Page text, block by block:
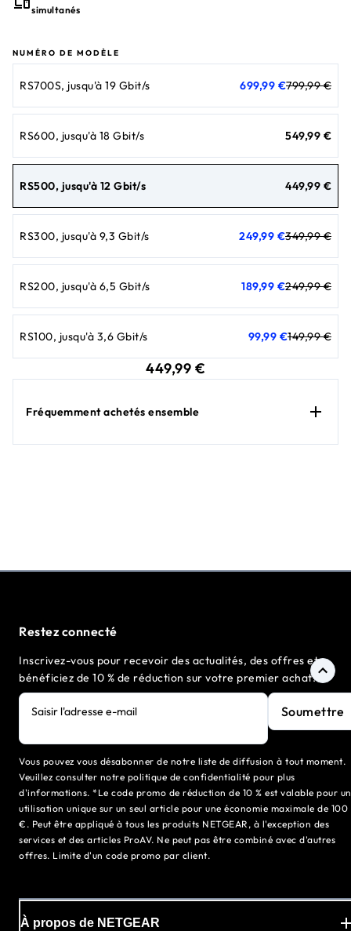
simultanés
NUMÉRO DE MODÈLE
RS700S, jusqu'à 19 Gbit/s 699,99 €
prix actuel 699,99 €
799,99 €
prix d'origine 799,99 €
RS600, jusqu'à 18 Gbit/s 549,99 €
prix actuel
RS500, jusqu'à 12 Gbit/s 449,99 €
prix actuel
RS300, jusqu'à 9,3 Gbit/s 249,99 €
prix actuel 249,99 €
349,99 €
prix d'origine 349,99 €
RS200, jusqu'à 6,5 Gbit/s 189,99 €
prix actuel 189,99 €
249,99 €
prix d'origine 249,99 €
RS100, jusqu'à 3,6 Gbit/s 99,99 €
prix actuel 99,99 €
149,99 €
prix d'origine 149,99 €
449,99 €
Fréquemment achetés ensemble
Restez connecté
Inscrivez-vous pour recevoir des actualités, des offres et
bénéficiez de 10 % de réduction sur votre premier achat.
Saisir l'adresse e-mail Soumettre
Vous pouvez vous désabonner de notre liste de diffusion à tout moment.
Veuillez consulter notre politique de confidentialité pour plus
d'informations. *Le code promo de réduction de 10 % est valable pour
utilisation unique sur un seul article pour une économie maximale de 100
€. Peut être appliqué à tous les produits NETGEAR, à l'exception des
services et des articles ProAV. Ne peut pas être combiné avec d'autres
offres. Limite d'un code promo par client.
À propos de NETGEAR